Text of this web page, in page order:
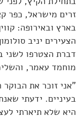
זרים מישראל, כפר
בארץ ובאירופה:
הצעירים יניב
דברת הצטרפו לשני
מוחמד עאמר,
"אני זוכר את הבוקר
בעיניים. ידעתי